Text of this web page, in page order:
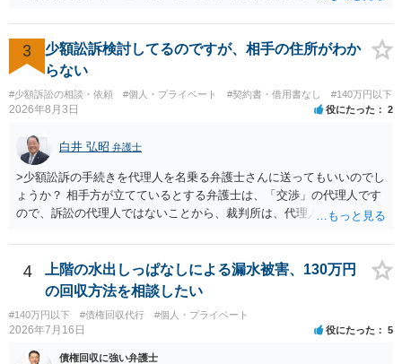
在確認請求訴訟を提起することも考えられますが、まずは後払い決済
業者へ（原契約のクーリング・オフの証拠の写しとともに）支払拒絶
の通知書を送り、もし訴訟や支払督促を行ってきた場合には全面的に
争う、というやり方がベターではないかと思います。弁護士会の相談
センター等で、消費者問題に強い弁護士（消費者保護委員会に所属し
ているなど）へ相談されることをお勧めします。
3
少額訟訴検討してるのですが、相手の住所がわか
らない
#少額訴訟の相談・依頼 #個人・プライベート #契約書・借用書なし #140万円以下
2026年8月3日 役にたった 2
白井 弘昭 弁護士
>少額訟訴の手続きを代理人を名乗る弁護士さんに送ってもいいのでし
ょうか？ 相手方が立てているとする弁護士は、「交渉」の代理人です
ので、訴訟の代理人ではないことから、裁判所は、代理人宛ての訴状
ている場合は、相手方（被告）の住所で訴状を作成提出し、裁判所に
代理人が就いていたことを知らせると（訴状の記載内容から明らかな
場合も）、裁判所が当該代理人弁護士に事前連絡し、引き続き訴訟も
受任するかを聞いたうえで、受任の意志が明らかになったところで、
直接被告に送達するのではなく、代理人に訴状の受領を促すこともあ
ります。 ラインのやり取りでしか証拠がないと、実際の本人性が明ら
かではありません。もちろん弁護士（２０万円の請求で代理人弁護士
4
上階の水出しっぱなしによる漏水被害、130万円
の回収方法を相談したい
#140万円以下 #債権回収代行 #個人・プライベート
2026年7月16日 役にたった 5
債権回収に強い弁護士